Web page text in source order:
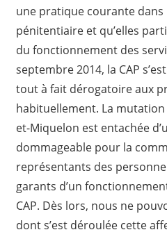
une pratique courante dans
pénitentiaire et qu’elles
du fonctionnement des
septembre 2014, la CAP
tout à fait dérogatoire aux
habituellement. La
et-Miquelon est entachée
dommageable pour la
représentants des
garants d’un
CAP. Dès lors, nous ne
dont s’est déroulée cette